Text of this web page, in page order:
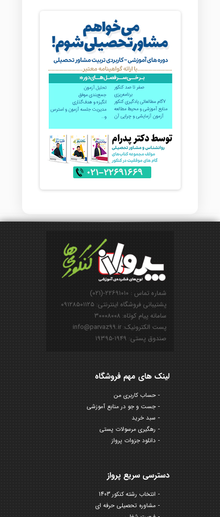
شماره تماس : ۲۲۶۹۱۰۱۰-(۰۲۱)
پشتیبانی فروشگاه اینترنتی: ۰۹۱۲۸۵۰۱۱۲۵
سامانه پیام کوتاه: ۳۰۰۰۸۰۰۸
پست الکترونیک: info@parvaz99.ir
صندوق پستی: ۱۹۴۹-۱۹۳۹۵
لینک های مهم فروشگاه
حساب کاربری من
جست و جو در منابع آموزشی
سبد خرید
رهگیری مرسولات پستی
دانلود جزوات پرواز
دسترسی سریع پرواز
انتخاب رشته کنکور 1403
مشاوره تحصیلی حرفه ای